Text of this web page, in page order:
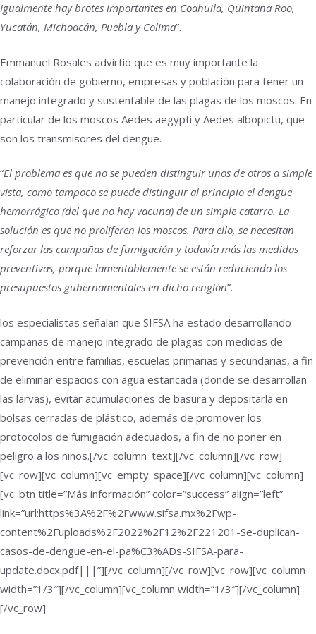
Igualmente hay brotes importantes en Coahuila, Quintana Roo,
Yucatán, Michoacán, Puebla y Colima”.
Emmanuel Rosales advirtió que es muy importante la
colaboración de gobierno, empresas y población para tener un
manejo integrado y sustentable de las plagas de los moscos. En
particular de los moscos Aedes aegypti y Aedes albopictu, que
son los transmisores del dengue.
“El problema es que no se pueden distinguir unos de otros a simple
vista, como tampoco se puede distinguir al principio el dengue
hemorrágico (del que no hay vacuna) de un simple catarro. La
solución es que no proliferen los moscos. Para ello, se necesitan
reforzar las campañas de fumigación y todavía más las medidas
preventivas, porque lamentablemente se están reduciendo los
presupuestos gubernamentales en dicho renglón”.
los especialistas señalan que SIFSA ha estado desarrollando
campañas de manejo integrado de plagas con medidas de
prevención entre familias, escuelas primarias y secundarias, a fin
de eliminar espacios con agua estancada (donde se desarrollan
las larvas), evitar acumulaciones de basura y depositarla en
bolsas cerradas de plástico, además de promover los
protocolos de fumigación adecuados, a fin de no poner en
peligro a los niños.[/vc_column_text][/vc_column][/vc_row]
[vc_row][vc_column][vc_empty_space][/vc_column][vc_column]
[vc_btn title=”Más información” color=”success” align=”left”
link=”url:https%3A%2F%2Fwww.sifsa.mx%2Fwp-
content%2Fuploads%2F2022%2F12%2F221201-Se-duplican-
casos-de-dengue-en-el-pa%C3%ADs-SIFSA-para-
update.docx.pdf|||”][/vc_column][/vc_row][vc_row][vc_column
width=”1/3″][/vc_column][vc_column width=”1/3″][/vc_column]
[/vc_row]